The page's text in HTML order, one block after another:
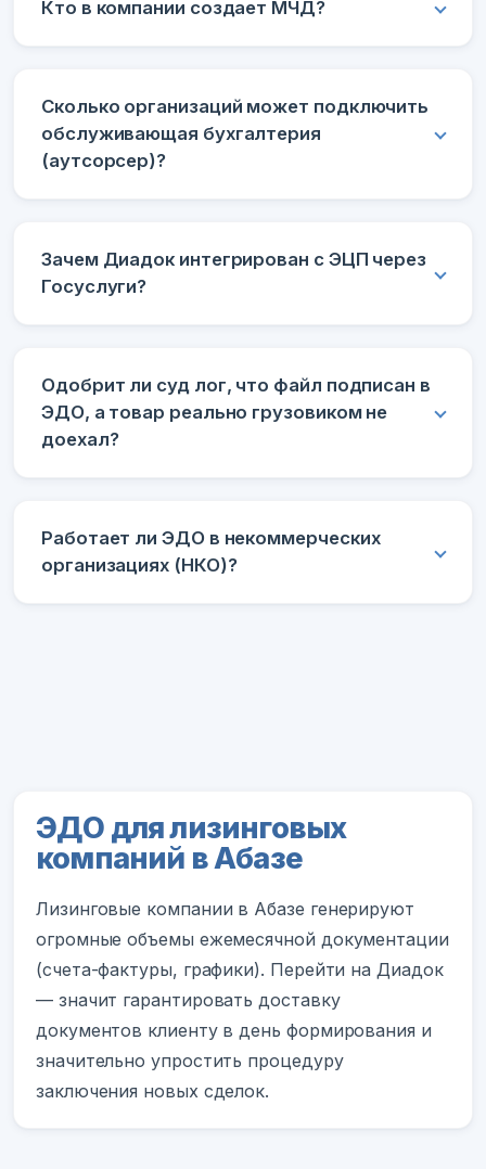
Кто в компании создает МЧД?
Сколько организаций может подключить
обслуживающая бухгалтерия
(аутсорсер)?
Зачем Диадок интегрирован с ЭЦП через
Госуслуги?
Одобрит ли суд лог, что файл подписан в
ЭДО, а товар реально грузовиком не
доехал?
Работает ли ЭДО в некоммерческих
организациях (НКО)?
ЭДО для лизинговых
компаний в Абазе
Лизинговые компании в Абазе генерируют
огромные объемы ежемесячной документации
(счета-фактуры, графики). Перейти на Диадок
— значит гарантировать доставку
документов клиенту в день формирования и
значительно упростить процедуру
заключения новых сделок.